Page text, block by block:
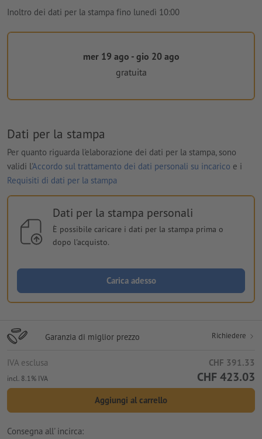
Inoltro dei dati per la stampa fino lunedì 10:00
mer 19 ago - gio 20 ago
gratuita
Dati per la stampa
Per quanto riguarda l'elaborazione dei dati per la stampa, sono
validi l'Accordo sul trattamento dei dati personali su incarico e i
Requisiti di dati per la stampa
Dati per la stampa personali
È possibile caricare i dati per la stampa prima o
dopo l'acquisto.
Carica adesso
Garanzia di miglior prezzo Richiedere
IVA esclusa CHF 391.33
incl. 8.1% IVA CHF 423.03
Aggiungi al carrello
Consegna all' incirca: